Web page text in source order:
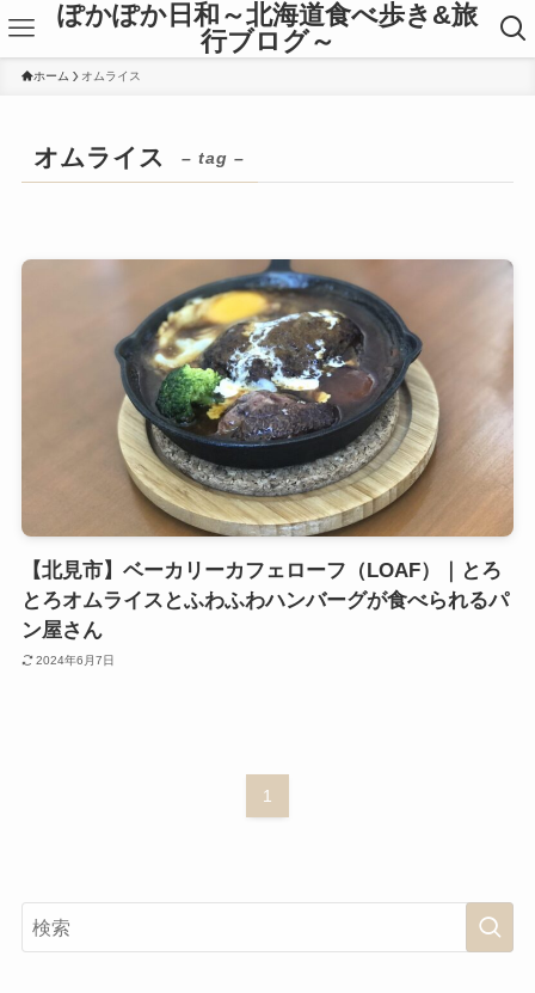
ぽかぽか日和～北海道食べ歩き&旅
行ブログ～
ホーム オムライス
オムライス – tag –
【北見市】ベーカリーカフェローフ（LOAF）｜とろ
とろオムライスとふわふわハンバーグが食べられるパ
ン屋さん
2024年6月7日
1